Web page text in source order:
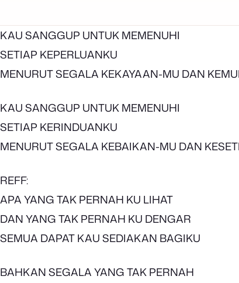
KAU SANGGUP UNTUK MEMENUHI
SETIAP KEPERLUANKU
MENURUT SEGALA KEKAYAAN-MU DAN
KAU SANGGUP UNTUK MEMENUHI
SETIAP KERINDUANKU
MENURUT SEGALA KEBAIKAN-MU DAN
REFF:
APA YANG TAK PERNAH KU LIHAT
DAN YANG TAK PERNAH KU DENGAR
SEMUA DAPAT KAU SEDIAKAN BAGIKU
BAHKAN SEGALA YANG TAK PERNAH